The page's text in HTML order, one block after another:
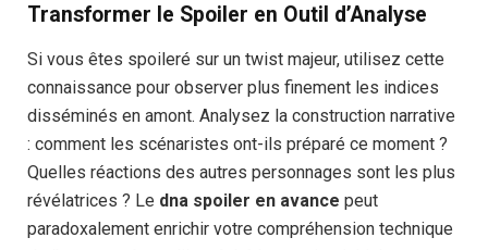
Transformer le Spoiler en Outil d’Analyse
Si vous êtes spoileré sur un twist majeur, utilisez cette
connaissance pour observer plus finement les indices
disséminés en amont. Analysez la construction narrative
: comment les scénaristes ont-ils préparé ce moment ?
Quelles réactions des autres personnages sont les plus
révélatrices ? Le dna spoiler en avance peut
paradoxalement enrichir votre compréhension technique